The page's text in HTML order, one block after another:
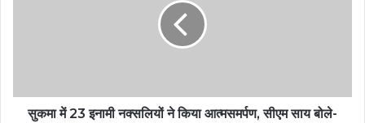
सुकमा में 23 इनामी नक्सलियों ने किया आत्मसमर्पण, सीएम साय बोले-